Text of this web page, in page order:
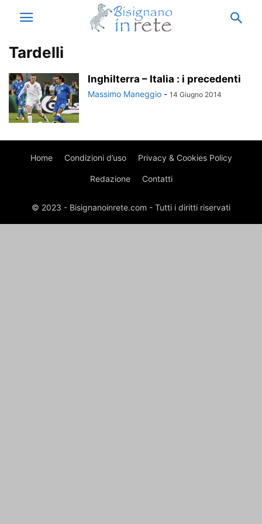
Tardelli
Inghilterra – Italia : i precedenti
Massimo Maneggio - 14 Giugno 2014
Home Condizioni d’uso Privacy & Cookies Policy
Redazione Contatti
© 2023 - Bisignanoinrete.com - Tutti i diritti riservati